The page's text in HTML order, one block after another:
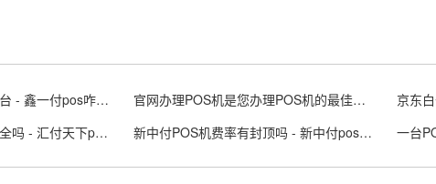
鑫一付POS机多少钱一台 - 鑫一付pos咋挣钱 官网办理POS机是您办理POS机的最佳选择之一
汇付天下刷卡POS机安全吗 - 汇付天下pos机app叫什么
新中付POS机费率有封顶吗 - 新中付pos机使用教程